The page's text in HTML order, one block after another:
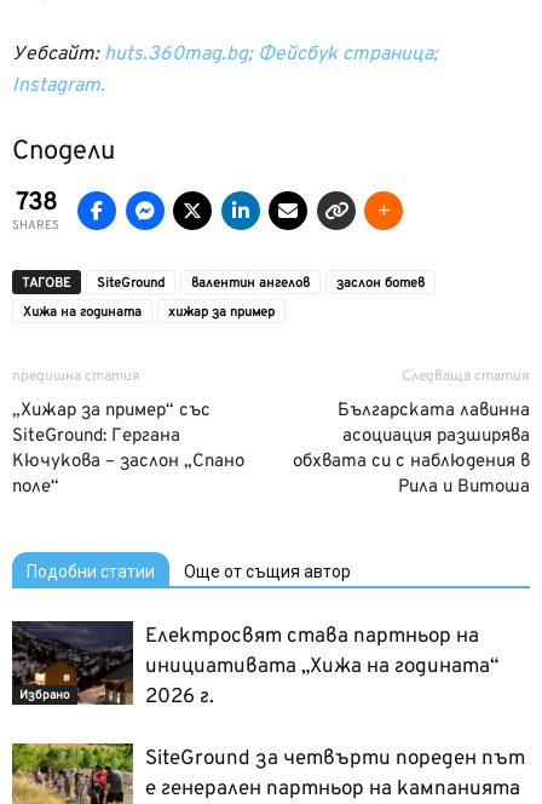
Уебсайт: huts.360mag.bg; Фейсбук страница;
Instagram.
Сподели
738
SHARES
ТАГОВЕ SiteGround валентин ангелов
заслон ботев
Хижа на годината
хижар за пример
предишна статия
„Хижар за пример“ със
SiteGround: Гергана
Кючукова – заслон „Спано
поле“
Следваща статия
Българската лавинна
асоциация разширява
обхвата си с наблюдения в
Рила и Витоша
Подобни статии Още от същия автор
Избрано
Електросвят става партньор на
инициативата „Хижа на годината“
2026 г.
SiteGround за четвърти пореден път
е генерален партньор на кампанията